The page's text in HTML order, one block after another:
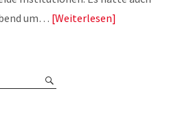
um… Weiterlesen